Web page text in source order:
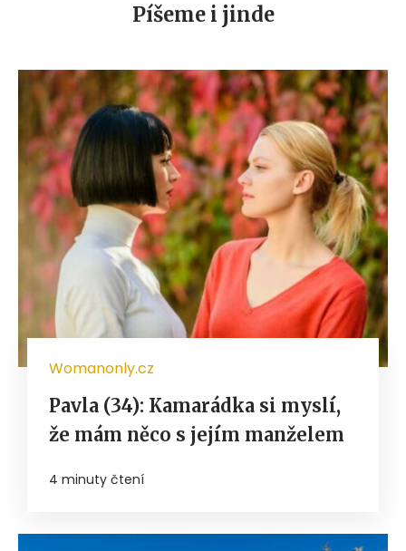
Píšeme i jinde
Womanonly.cz
Pavla (34): Kamarádka si myslí,
že mám něco s jejím manželem
4 minuty čtení